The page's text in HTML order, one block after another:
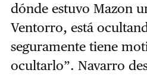
dónde estuvo Mazon
Ventorro, está
seguramente tiene
ocultarlo”. Navarro